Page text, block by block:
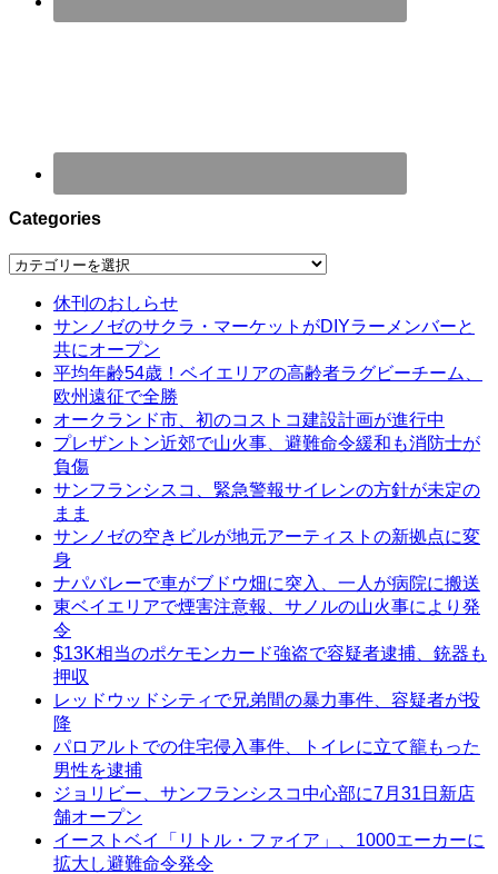
Categories
Categories
休刊のおしらせ
サンノゼのサクラ・マーケットがDIYラーメンバーと
共にオープン
平均年齢54歳！ベイエリアの高齢者ラグビーチーム、
欧州遠征で全勝
オークランド市、初のコストコ建設計画が進行中
プレザントン近郊で山火事、避難命令緩和も消防士が
負傷
サンフランシスコ、緊急警報サイレンの方針が未定の
まま
サンノゼの空きビルが地元アーティストの新拠点に変
身
ナパバレーで車がブドウ畑に突入、一人が病院に搬送
東ベイエリアで煙害注意報、サノルの山火事により発
令
$13K相当のポケモンカード強盗で容疑者逮捕、銃器も
押収
レッドウッドシティで兄弟間の暴力事件、容疑者が投
降
パロアルトでの住宅侵入事件、トイレに立て籠もった
男性を逮捕
ジョリビー、サンフランシスコ中心部に7月31日新店
舗オープン
イーストベイ「リトル・ファイア」、1000エーカーに
拡大し避難命令発令